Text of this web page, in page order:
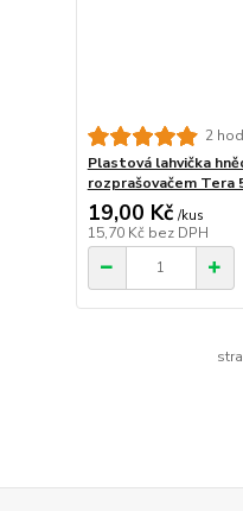
2
Plastová lahvička
rozprašovačem Tera
19,00 Kč /kus
15,70 Kč bez DPH